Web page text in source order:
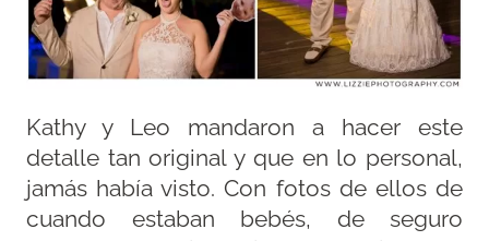
Kathy y Leo mandaron a hacer este
detalle tan original y que en lo personal,
jamás había visto. Con fotos de ellos de
cuando estaban bebés, de seguro